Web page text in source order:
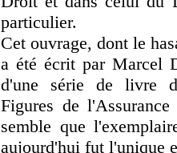
particulier.
Cet ouvrage, dont le
a été écrit par Marcel
d'une série de livre
Figures de
semble que
aujourd'hui fut l'unique